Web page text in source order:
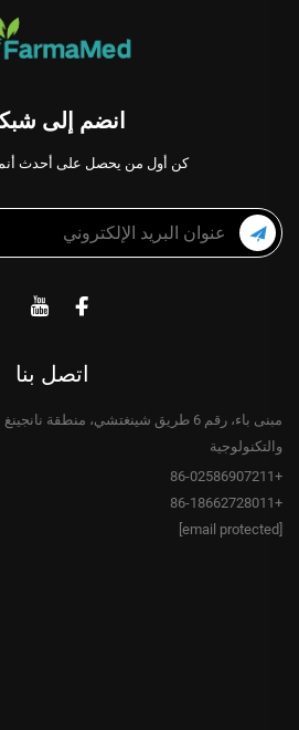
انضم إلى
كن أول من يحصل على أحدث
اتصل بنا
مبنى باء، رقم 6 طريق شينغتشي، منطقة
والتكنولوجية
+86-02586907211
+86-18662728011
[email protected]